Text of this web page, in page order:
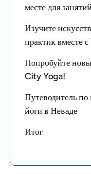
месте для
Изучите
практик вместе
Попробуйте
City Yoga!
Путеводитель
йоги в Неваде
Итог